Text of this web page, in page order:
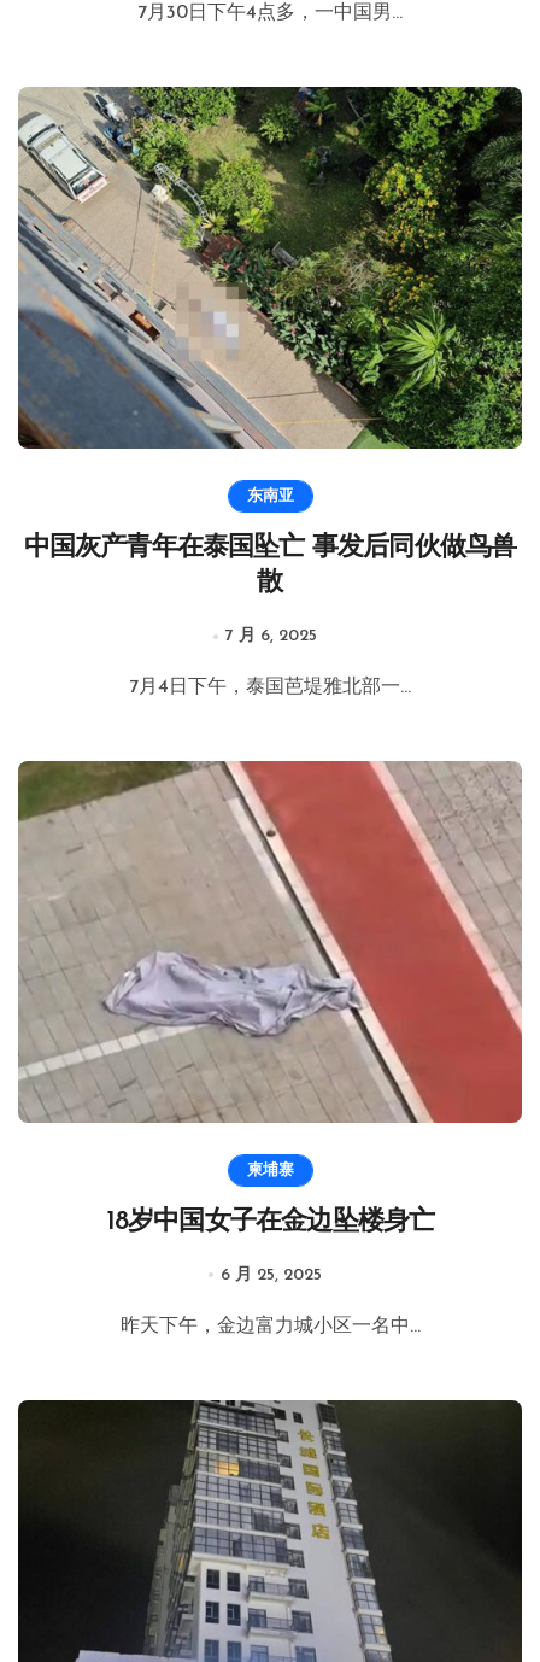
7月30日下午4点多，一中国男...
东南亚
中国灰产青年在泰国坠亡 事发后同伙做鸟兽
散
7 月 6, 2025
7月4日下午，泰国芭堤雅北部一...
柬埔寨
18岁中国女子在金边坠楼身亡
6 月 25, 2025
昨天下午，金边富力城小区一名中...